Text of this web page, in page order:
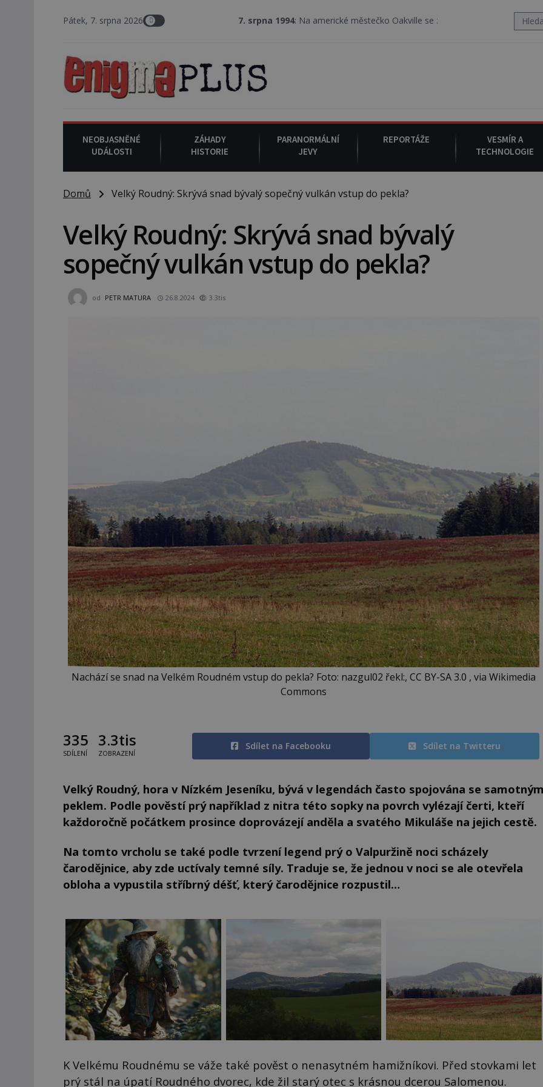
Pátek, 7. srpna 2026 : Na americké městečko Oakville se z nebe snáší podivná rosolovitá látka
NEOBJASNĚNÉ
UDÁLOSTI
ZÁHADY
HISTORIE
PARANORMÁLNÍ
JEVY
REPORTÁŽE
VESMÍR A
TECHNOLOGIE
Domů Velký Roudný: Skrývá snad bývalý sopečný vulkán vstup do pekla?
Velký Roudný: Skrývá snad bývalý
sopečný vulkán vstup do pekla?
od PETR MATURA 26.8.2024 3.3tis
Nachází se snad na Velkém Roudném vstup do pekla? Foto: nazgul02 řekl:, CC BY-SA 3.0 , via Wikimedia
Commons
335
SDÍLENÍ
3.3tis
ZOBRAZENÍ
Sdílet na Facebooku Sdílet na Twitteru
Velký Roudný, hora v Nízkém Jeseníku, bývá v legendách často spojována se
peklem. Podle pověstí prý například z nitra této sopky na povrch vylézají čerti, kteří
každoročně počátkem prosince doprovázejí anděla a svatého Mikuláše na jejich cestě.
Na tomto vrcholu se také podle tvrzení legend prý o Valpuržině noci scházely
čarodějnice, aby zde uctívaly temné síly. Traduje se, že jednou v noci se ale otevřela
obloha a vypustila stříbrný déšť, který čarodějnice rozpustil…
K Velkému Roudnému se váže také pověst o nenasytném hamižníkovi. Před stovkami let
prý stál na úpatí Roudného dvorec, kde žil starý otec s krásnou dcerou Salomenou.